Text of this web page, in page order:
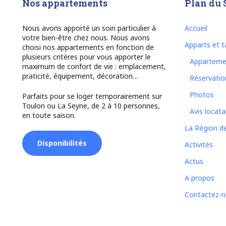
Nos appartements
Nous avons apporté un soin particulier à
votre bien-être chez nous. Nous avons
choisi nos appartements en fonction de
plusieurs critères pour vous apporter le
maximum de confort de vie : emplacement,
praticité, équipement, décoration…
Parfaits pour se loger temporairement sur
Toulon ou La Seyne, de 2 à 10 personnes,
en toute saison.
Disponibilités
Plan du
Accueil
Apparts et
Photos
Avis
La Région
Activités
Actus
A propos
Contactez-